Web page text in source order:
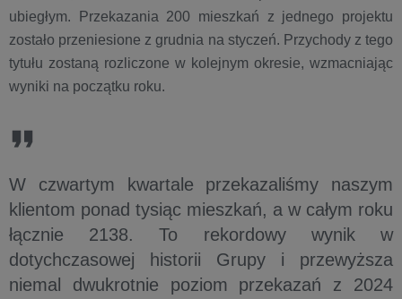
ubiegłym. Przekazania 200 mieszkań z jednego projektu
zostało przeniesione z grudnia na styczeń. Przychody z tego
tytułu zostaną rozliczone w kolejnym okresie, wzmacniając
wyniki na początku roku.
W czwartym kwartale przekazaliśmy naszym
klientom ponad tysiąc mieszkań, a w całym roku
łącznie 2138. To rekordowy wynik w
dotychczasowej historii Grupy i przewyższa
niemal dwukrotnie poziom przekazań z 2024